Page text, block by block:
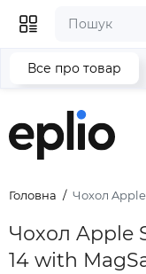
Головна Чохол
Чохол Apple
14 with
Все про товар